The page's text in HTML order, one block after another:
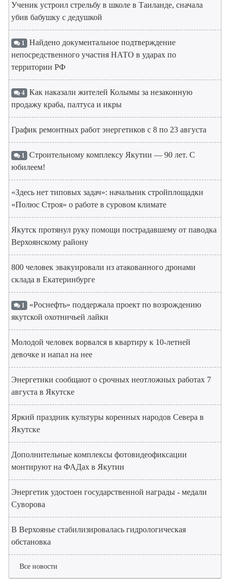
Ученик устроил стрельбу в школе в Таиланде, сначала
убив бабушку с дедушкой
1 Найдено документальное подтверждение
непосредственного участия НАТО в ударах по
территории РФ
4 Как наказали жителей Колымы за незаконную
продажу краба, палтуса и икры
График ремонтных работ энергетиков с 8 по 23 августа
1 Строительному комплексу Якутии — 90 лет. С
юбилеем!
«Здесь нет типовых задач»: начальник стройплощадки
«Полюс Строя» о работе в суровом климате
Якутск протянул руку помощи пострадавшему от паводка
Верхоянскому району
800 человек эвакуировали из атакованного дронами
склада в Екатеринбурге
1 «Роснефть» поддержала проект по возрождению
якутской охотничьей лайки
Молодой человек ворвался в квартиру к 10-летней
девочке и напал на нее
Энергетики сообщают о срочных неотложных работах 7
августа в Якутске
Яркий праздник культуры коренных народов Севера в
Якутске
Дополнительные комплексы фотовидеофиксации
монтируют на ФАДах в Якутии
Энергетик удостоен государственной награды - медали
Суворова
В Верхоянье стабилизировалась гидрологическая
обстановка
Все новости